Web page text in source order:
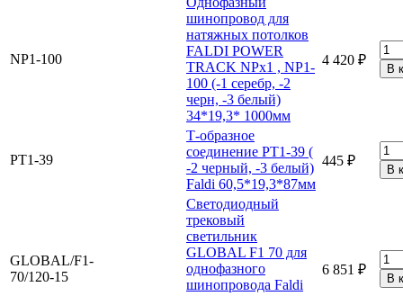
NP1-100
шинопровод для
натяжных потолков
FALDI POWER
TRACK NPx1 , NP1-
100 (-1 серебр, -2
черн, -3 белый)
34*19,3* 1000мм
4 420 ₽
PT1-39
Т-образное
соединение PT1-39 (
-2 черный, -3 белый)
Faldi 60,5*19,3*87мм
445 ₽
GLOBAL/F1-
70/120-15
Светодиодный
трековый
светильник
GLOBAL F1 70 для
однофазного
шинопровода Faldi
6 851 ₽